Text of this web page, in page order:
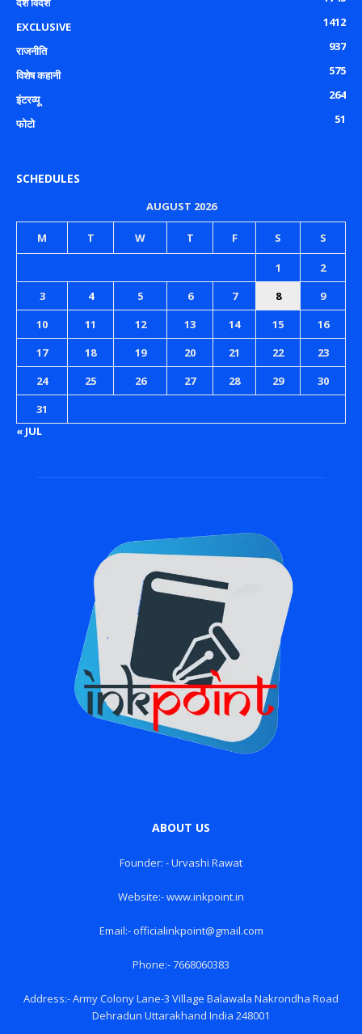
EXCLUSIVE
1412
राजनीति
937
विशेष कहानी
575
इंटरव्यू
264
फोटो
51
SCHEDULES
AUGUST 2026
M T W T F S S
1
2
3
4 5 6 7 8
9
10
11 12 13 14 15
16
17
18 19 20 21 22
23
24
25 26 27 28 29
30
31
« JUL
ABOUT US
Founder: - Urvashi Rawat
Website:- www.inkpoint.in
Email:- officialinkpoint@gmail.com
Phone:- 7668060383
Address:- Army Colony Lane-3 Village Balawala Nakrondha Road
Dehradun Uttarakhand India 248001